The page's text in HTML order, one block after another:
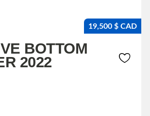
19,500 $ CAD
BOTTOM
2022